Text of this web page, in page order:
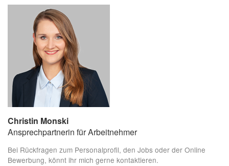
Christin Monski
Ansprechpartnerin für Arbeitnehmer
Bei Rückfragen zum Personalprofil, den Jobs oder der Online
Bewerbung, könnt ihr mich gerne kontaktieren.